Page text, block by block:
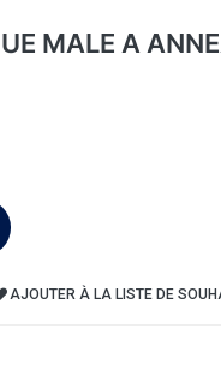
MALE A
AJOUTER À LA LISTE DE